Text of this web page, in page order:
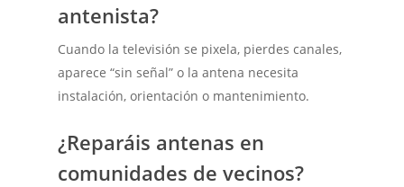
antenista?
Cuando la televisión se pixela, pierdes canales,
aparece “sin señal” o la antena necesita
instalación, orientación o mantenimiento.
¿Reparáis antenas en
comunidades de vecinos?